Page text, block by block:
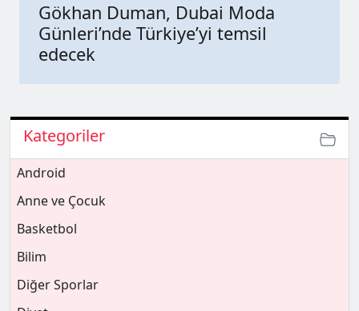
Gökhan Duman, Dubai Moda
Günleri’nde Türkiye’yi temsil
edecek
Kategoriler
Android
Anne ve Çocuk
Basketbol
Bilim
Diğer Sporlar